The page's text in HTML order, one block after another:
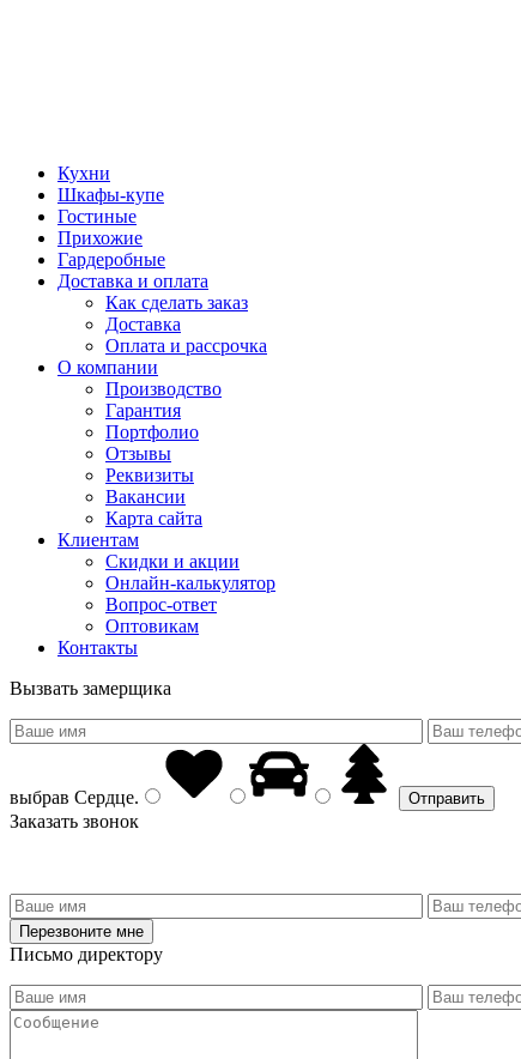
Кухни
Шкафы-купе
Гостиные
Прихожие
Гардеробные
Доставка и оплата
Как сделать заказ
Доставка
Оплата и рассрочка
О компании
Производство
Гарантия
Портфолио
Отзывы
Реквизиты
Вакансии
Карта сайта
Клиентам
Скидки и акции
Онлайн-калькулятор
Вопрос-ответ
Оптовикам
Контакты
Вызвать замерщика
выбрав Сердце.
Заказать звонок
Письмо директору